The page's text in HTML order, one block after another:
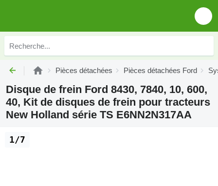
Pièces détachées Pièces détachées Ford
Disque de frein Ford 8430, 7840, 10, 600,
40, Kit de disques de frein pour tracteurs
New Holland série TS E6NN2N317AA
1/7